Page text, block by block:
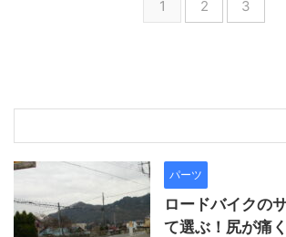
1 2 3
パーツ
ロードバイクの
て選ぶ！尻が痛